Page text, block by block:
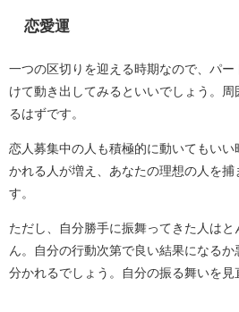
恋愛運
一つの区切りを迎える時期なので、パー
けて動き出してみるといいでしょう。
るはずです。
恋人募集中の人も積極的に動いてもい
かれる人が増え、あなたの理想の人を
す。
ただし、自分勝手に振舞ってきた人は
ん。自分の行動次第で良い結果になるか
分かれるでしょう。自分の振る舞いを見